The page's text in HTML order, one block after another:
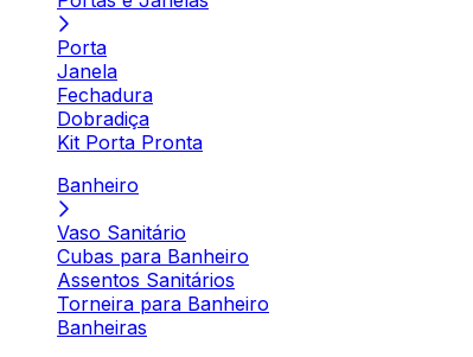
Porta
Janela
Fechadura
Dobradiça
Kit Porta Pronta
Banheiro
Vaso Sanitário
Cubas para Banheiro
Assentos Sanitários
Torneira para Banheiro
Banheiras